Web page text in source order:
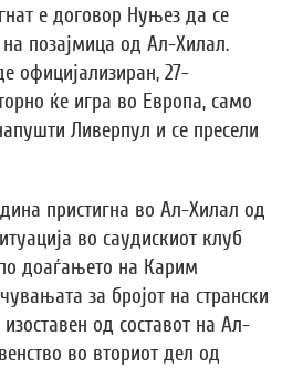
е договор Нуњез да се
позајмица од Ал-Хилал.
официјализиран, 27-
ќе игра во Европа, само
Ливерпул и се пресели
пристигна во Ал-Хилал од
во саудискиот клуб
доаѓањето на Карим
за бројот на странски
од составот на Ал-
во вториот дел од